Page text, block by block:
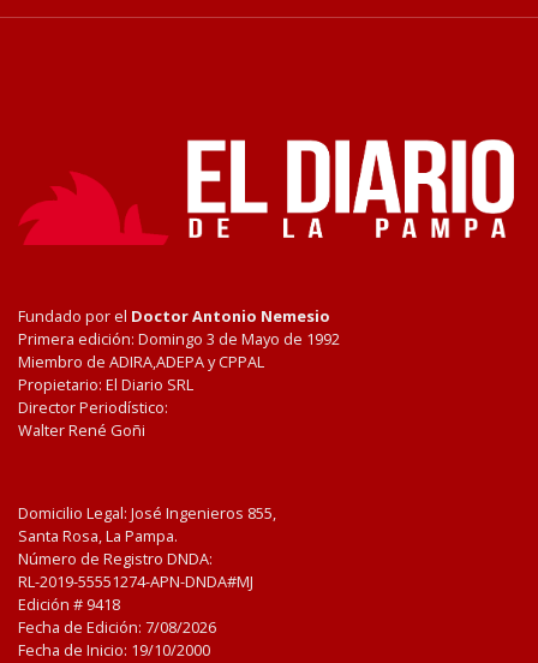
Fundado por el Doctor Antonio Nemesio
Primera edición: Domingo 3 de Mayo de 1992
Miembro de ADIRA,ADEPA y CPPAL
Propietario: El Diario SRL
Director Periodístico:
Walter René Goñi
Domicilio Legal: José Ingenieros 855,
Santa Rosa, La Pampa.
Número de Registro DNDA:
RL-2019-55551274-APN-DNDA#MJ
Edición # 9418
Fecha de Edición: 7/08/2026
Fecha de Inicio: 19/10/2000